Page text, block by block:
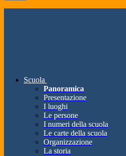
Scuola
Panoramica
Presentazione
I luoghi
Le persone
I numeri della scuola
Le carte della scuola
Organizzazione
La storia